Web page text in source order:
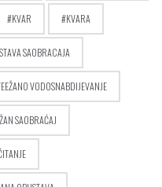
KVAR KVARA
SAOBRACAJA
VODOSNABDIJEVANJE
SAOBRAĆAJ